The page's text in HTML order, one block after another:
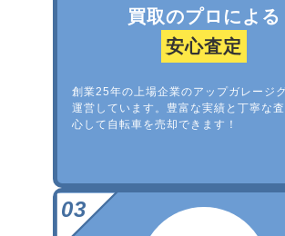
買取のプロによる
安心査定
創業25年の上場企業のアップガレージ
運営しています。豊富な実績と丁寧な
心して自転車を売却できます！